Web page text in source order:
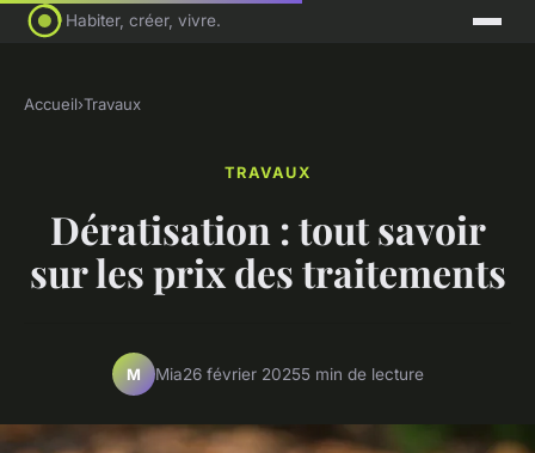
Habiter, créer, vivre.
Accueil›Travaux
TRAVAUX
Dératisation : tout savoir
sur les prix des traitements
M Mia26 février 20255 min de lecture